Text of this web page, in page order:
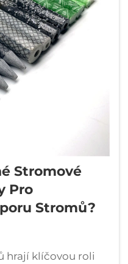
Stromové
Pro
Stromů?
hrají klíčovou roli